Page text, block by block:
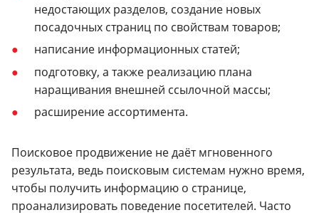
недостающих разделов, создание новых
посадочных страниц по свойствам товаров;
написание информационных статей;
подготовку, а также реализацию плана
наращивания внешней ссылочной массы;
расширение ассортимента.
Поисковое продвижение не даёт мгновенного
результата, ведь поисковым системам нужно время,
чтобы получить информацию о странице,
проанализировать поведение посетителей. Часто